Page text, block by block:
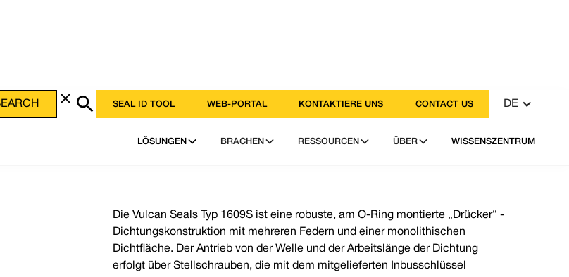
SEAL ID TOOL WEB-PORTAL KONTAKTIERE UNS CONTACT US DE
LÖSUNGEN BRACHEN RESSOURCEN ÜBER WISSENSZENTRUM
Die Vulcan Seals Typ 1609S ist eine robuste, am O-Ring montierte „Drücker“ -
Dichtungskonstruktion mit mehreren Federn und einer monolithischen
Dichtfläche. Der Antrieb von der Welle und der Arbeitslänge der Dichtung
erfolgt über Stellschrauben, die mit dem mitgelieferten Inbusschlüssel